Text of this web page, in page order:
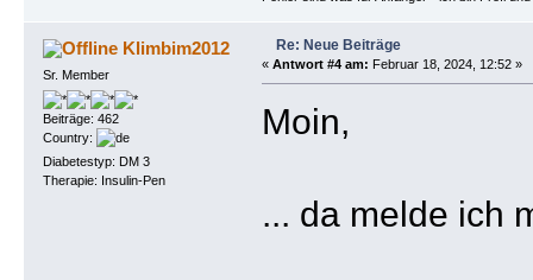
Klimbim2012
Sr. Member
Beiträge: 462
Country:
Diabetestyp: DM 3
Therapie: Insulin-Pen
Re: Neue Beiträge
« Antwort #4 am: Februar 18, 2024, 12:52 »
Moin,
... da melde ich